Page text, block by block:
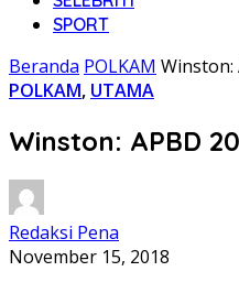
SPORT
Beranda POLKAM
POLKAM, UTAMA
Winston: APBD
Redaksi Pena
November 15, 2018